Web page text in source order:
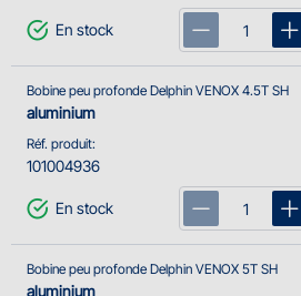
En stock
Réf. produit:
101004936
Bobine peu profonde Delphin VENOX 4.5T SH
aluminium
En stock
Bobine peu profonde Delphin VENOX 5T SH
aluminium